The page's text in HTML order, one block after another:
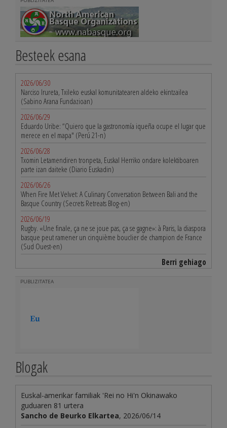
Besteek esana
2026/06/30
Narciso Irureta, Txileko euskal komunitatearen aldeko ekintzailea
(Sabino Arana Fundazioan)
2026/06/29
Eduardo Uribe: “Quiero que la gastronomía iqueña ocupe el lugar que
merece en el mapa" (Perú 21-n)
2026/06/28
Txomin Letamendiren tronpeta, Euskal Herriko ondare kolektiboaren
parte izan daiteke (Diario Euskadin)
2026/06/26
When Fire Met Velvet: A Culinary Conversation Between Bali and the
Basque Country (Secrets Retreats Blog-en)
2026/06/19
Rugby. «Une finale, ça ne se joue pas, ça se gagne»: à Paris, la diaspora
basque peut ramener un cinquième bouclier de champion de France
(Sud Ouest-en)
Berri gehiago
PUBLIZITATEA
Blogak
Euskal-amerikar familiak 'Rei no Hi'n Okinawako
guduaren 81 urtera
Sancho de Beurko Elkartea, 2026/06/14